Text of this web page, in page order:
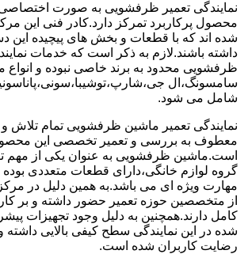
نمایندگی تعمیر ظرفشویی به صورت اختصاصی
محصول پرکاربرد تمرکز دارد.کادر فنی این
شده اند که با قطعات و بخش های پیچیده این
داشته باشند.لازم به ذکر است که خدمات
ظرفشویی محدود به برند خاصی نبوده و انواع
سامسونگ،ال
شامل می شود.
نمایندگی تعمیر ماشین ظرفشویی تمام تلاش
معطوف به بررسی و تعمیر تخصصی این
است.ماشین ظرفشویی به عنوان یکی از مهم
گروه لوازم خانگی،دارای قطعات متعددی بوده
مهارت ویژه ای می باشد.به همین دلیل در
از متخصصین حوزه تعمیر حضور داشته و بر
کامل دارند.همچنین به دلیل وجود تجهیزات
شده در این نمایندگی سطح کیفی بالایی
رضایت کاربران شده است.